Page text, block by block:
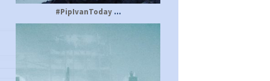
#PipIvanToday ...